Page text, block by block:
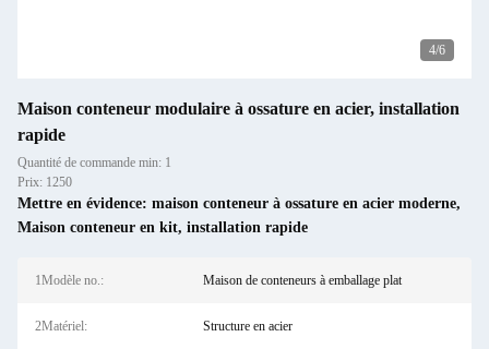
5/6
Maison conteneur modulaire à ossature en acier, installation
rapide
Quantité de commande min: 1
Prix: 1250
Mettre en évidence: maison conteneur à ossature en acier moderne,
Maison conteneur en kit, installation rapide
1Modèle no.: Maison de conteneurs à emballage plat
2Matériel: Structure en acier